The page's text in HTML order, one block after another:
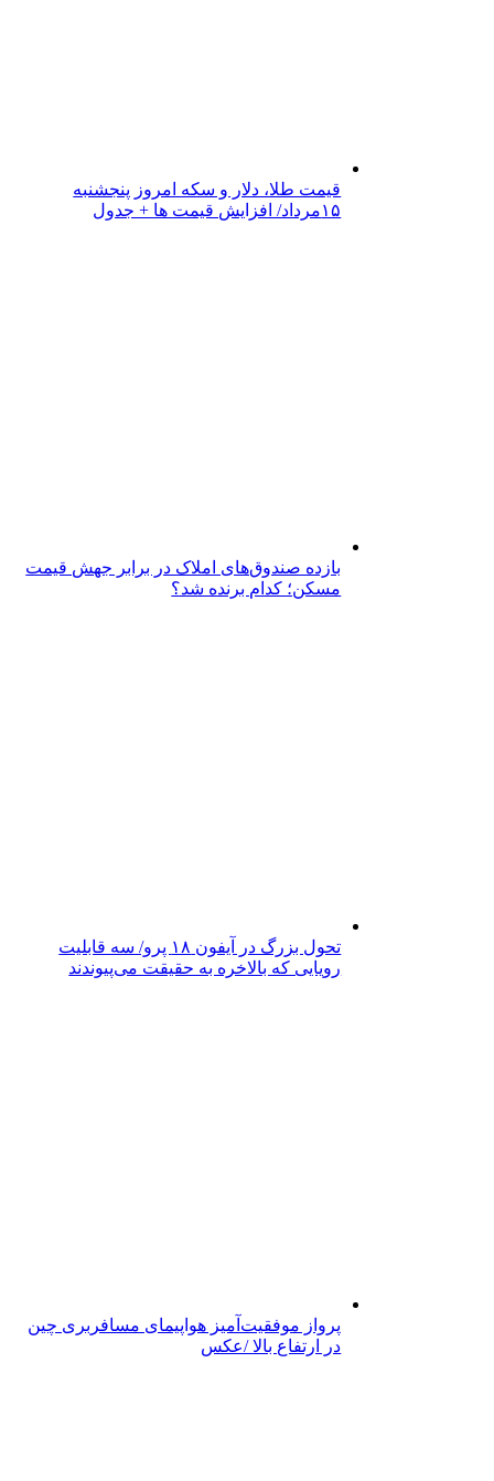
قیمت طلا، دلار و سکه امروز پنجشنبه
۱۵مرداد/ افزایش قیمت ها + جدول
بازده صندوق‌های املاک در برابر جهش قیمت
مسکن؛ کدام برنده شد؟
تحول بزرگ در آیفون ۱۸ پرو/ سه قابلیت
رویایی که بالاخره به حقیقت می‌پیوندند
پرواز موفقیت‌آمیز هواپیمای مسافربری چین
در ارتفاع بالا /عکس